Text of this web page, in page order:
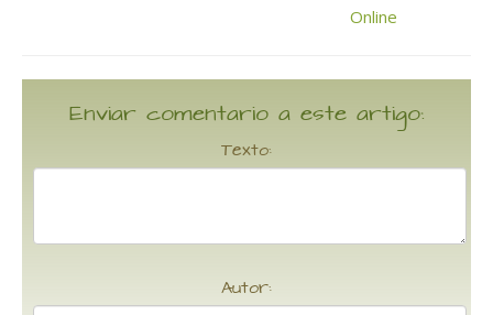
Enviar comentario a este artigo:
Texto:
Autor: